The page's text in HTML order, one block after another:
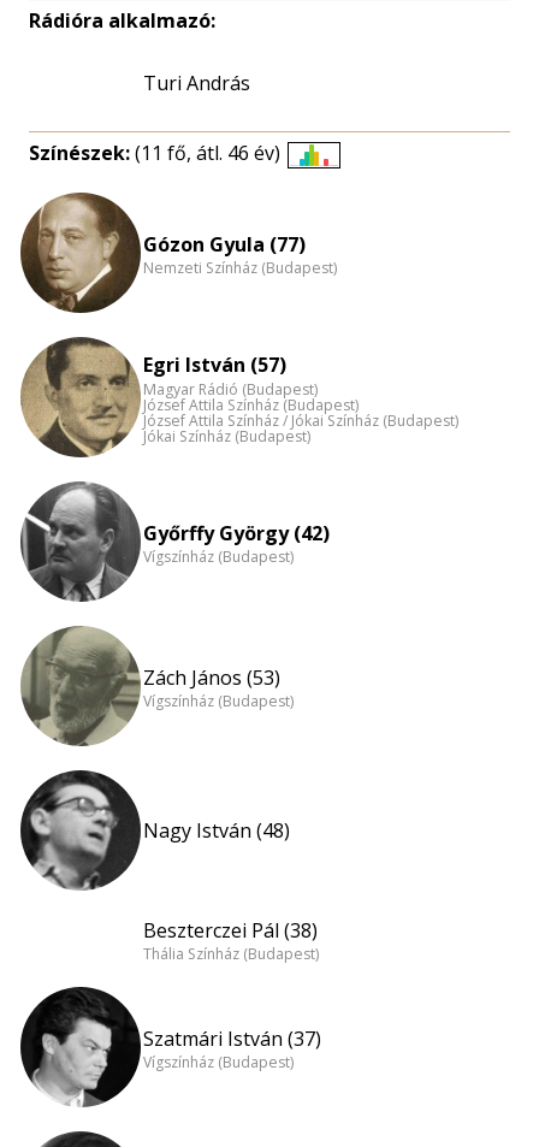
Rádióra alkalmazó:
Turi András
Színészek:(11 fő, átl. 46 év)
Gózon Gyula (77)
Nemzeti Színház (Budapest)
Egri István (57)
Magyar Rádió (Budapest)
József Attila Színház (Budapest)
József Attila Színház / Jókai Színház (Budapest)
Jókai Színház (Budapest)
Győrffy György (42)
Vígszínház (Budapest)
Zách János (53)
Vígszínház (Budapest)
Nagy István (48)
Beszterczei Pál (38)
Thália Színház (Budapest)
Szatmári István (37)
Vígszínház (Budapest)